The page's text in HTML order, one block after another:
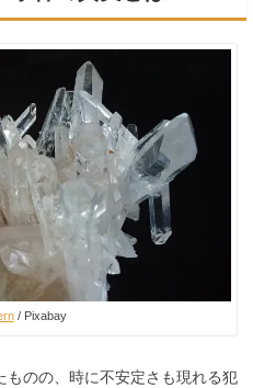
/ Pixabay
のの、時に不安定さも現れる犯